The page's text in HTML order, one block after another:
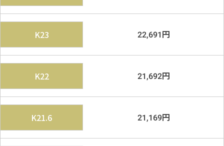
K23 22,691円
K22 21,692円
K21.6 21,169円